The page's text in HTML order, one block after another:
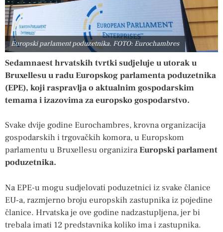
Europski parlament poduzetnika. FOTO: Eurochambres
Sedamnaest hrvatskih tvrtki sudjeluje u utorak u
Bruxellesu u radu Europskog parlamenta poduzetnika
(EPE), koji raspravlja o aktualnim gospodarskim
temama i izazovima za europsko gospodarstvo.
Svake dvije godine Eurochambres, krovna organizacija
gospodarskih i trgovačkih komora, u Europskom
parlamentu u Bruxellesu organiziraEuropski parlament
poduzetnika.
Na EPE-u mogu sudjelovati poduzetnici iz svake članice
EU-a, razmjerno broju europskih zastupnika iz pojedine
članice. Hrvatska je ove godine nadzastupljena, jer bi
trebala imati 12 predstavnika koliko ima i zastupnika.